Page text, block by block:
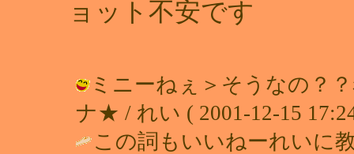
ョット不安です
ミニーねぇ＞そうなの？
ナ★ / れい ( 2001-12-15
この詞もいいねーれいに